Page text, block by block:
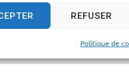
REFUSER
Politique de